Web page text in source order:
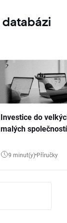
databázi
Investice do
malých společností
9 minut(y) Příručky